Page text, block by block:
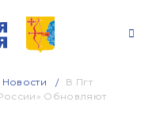
Новости
В Пгт
Обновляют